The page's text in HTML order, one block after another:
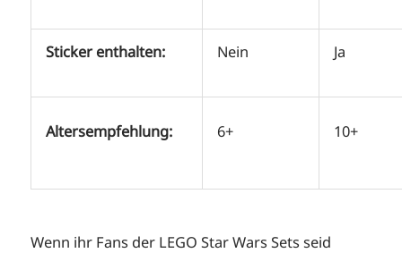
Sticker enthalten: Nein Ja
Altersempfehlung: 6+ 10+
Wenn ihr Fans der LEGO Star Wars Sets seid